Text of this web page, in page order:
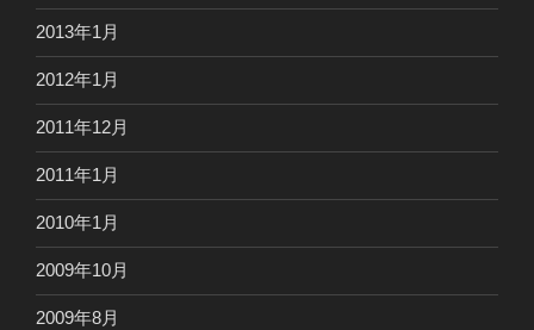
2013年1月
2012年1月
2011年12月
2011年1月
2010年1月
2009年10月
2009年8月